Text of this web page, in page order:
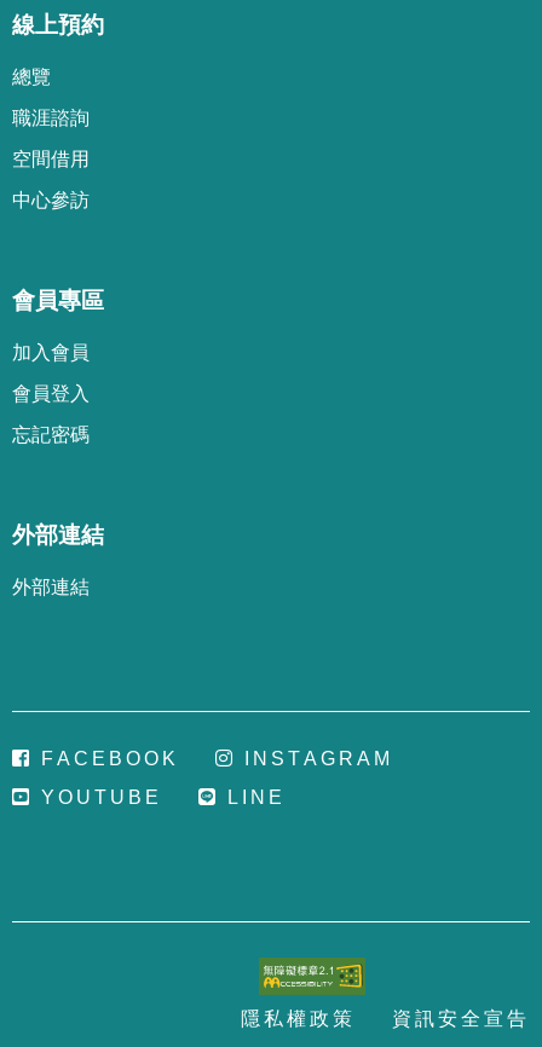
線上預約
總覽
職涯諮詢
空間借用
中心參訪
會員專區
加 入會 員
會 員登 入
忘記密碼
外部連結
外部連結
FA C E B OO K N S TA G R A M
Y O U T U B E L N E
隱 私 權政 策 資 訊安全 宣 告